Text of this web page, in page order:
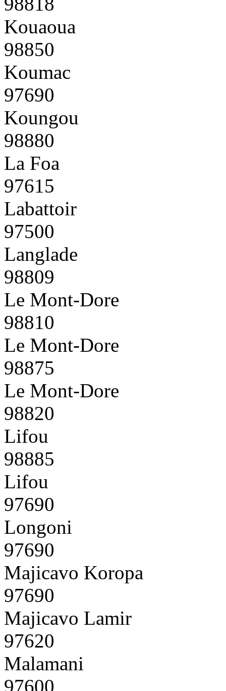
Kouaoua
98850
Koumac
97690
Koungou
98880
La Foa
97615
Labattoir
97500
Langlade
98809
Le Mont-Dore
98810
Le Mont-Dore
98875
Le Mont-Dore
98820
Lifou
98885
Lifou
97690
Longoni
97690
Majicavo Koropa
97690
Majicavo Lamir
97620
Malamani
97600